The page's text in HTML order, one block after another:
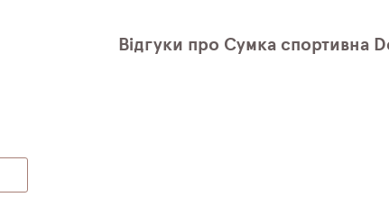
Відгуки про Сумка спортивна